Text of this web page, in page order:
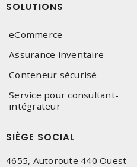
SOLUTIONS
eCommerce
Assurance inventaire
Conteneur sécurisé
Service pour consultant-
intégrateur
SIÈGE SOCIAL
4655, Autoroute 440 Ouest